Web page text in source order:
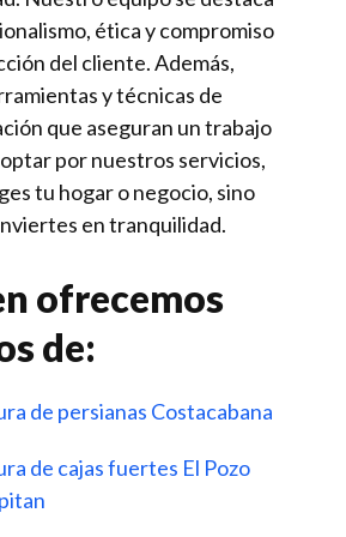
ética y compromiso
del cliente. Además,
y técnicas de
que aseguran un trabajo
por nuestros servicios,
tu hogar o negocio, sino
en tranquilidad.
ofrecemos
de:
de persianas Costacabana
de cajas fuertes El Pozo